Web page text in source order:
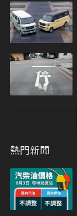
熱門新聞